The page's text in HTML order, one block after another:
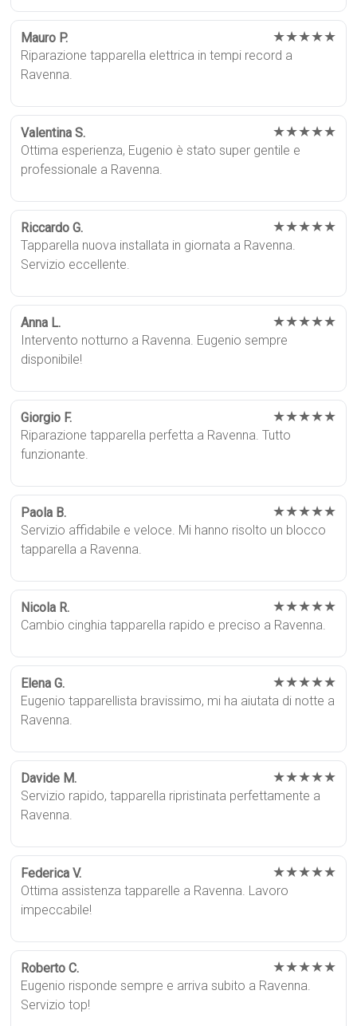
Mauro P. ★★★★★
Riparazione tapparella elettrica in tempi record a
Ravenna.
Valentina S. ★★★★★
Ottima esperienza, Eugenio è stato super gentile e
professionale a Ravenna.
Riccardo G. ★★★★★
Tapparella nuova installata in giornata a Ravenna.
Servizio eccellente.
Anna L. ★★★★★
Intervento notturno a Ravenna. Eugenio sempre
disponibile!
Giorgio F. ★★★★★
Riparazione tapparella perfetta a Ravenna. Tutto
funzionante.
Paola B. ★★★★★
Servizio affidabile e veloce. Mi hanno risolto un blocco
tapparella a Ravenna.
Nicola R. ★★★★★
Cambio cinghia tapparella rapido e preciso a Ravenna.
Elena G. ★★★★★
Eugenio tapparellista bravissimo, mi ha aiutata di notte a
Ravenna.
Davide M. ★★★★★
Servizio rapido, tapparella ripristinata perfettamente a
Ravenna.
Federica V. ★★★★★
Ottima assistenza tapparelle a Ravenna. Lavoro
impeccabile!
Roberto C. ★★★★★
Eugenio risponde sempre e arriva subito a Ravenna.
Servizio top!